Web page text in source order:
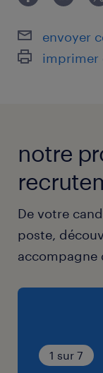
envoyer
imprimer
notre
De votre
poste,
accompagne
1 sur 7